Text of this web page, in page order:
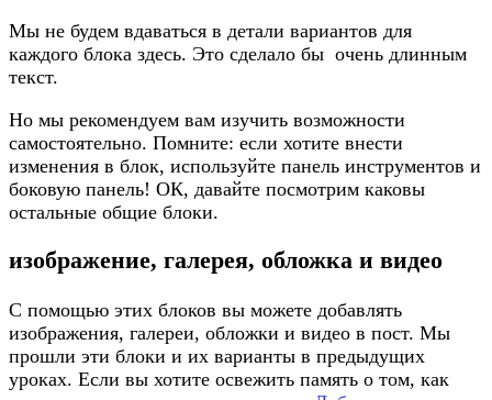
Мы не будем вдаваться в детали вариантов для
каждого блока здесь. Это сделало бы очень длинным
текст.
Но мы рекомендуем вам изучить возможности
самостоятельно. Помните: если хотите внести
изменения в блок, используйте панель инструментов и
боковую панель! ОК, давайте посмотрим каковы
остальные общие блоки.
изображение, галерея, обложка и видео
С помощью этих блоков вы можете добавлять
изображения, галереи, обложки и видео в пост. Мы
прошли эти блоки и их варианты в предыдущих
уроках. Если вы хотите освежить память о том, как